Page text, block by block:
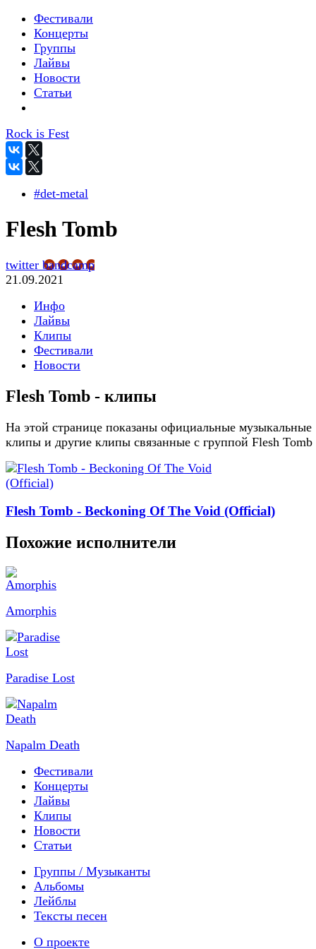
Фестивали
Концерты
Группы
Лайвы
Новости
Статьи
Rock is Fest
#det-metal
Flesh Tomb
twitter bandcamp
21.09.2021
Инфо
Лайвы
Клипы
Фестивали
Новости
Flesh Tomb - клипы
На этой странице показаны официальные музыкальные
клипы и другие клипы связанные с группой Flesh Tomb
Flesh Tomb - Beckoning Of The Void (Official)
Похожие исполнители
Amorphis
Paradise Lost
Napalm Death
Фестивали
Концерты
Лайвы
Клипы
Новости
Статьи
Группы / Музыканты
Альбомы
Лейблы
Тексты песен
О проекте